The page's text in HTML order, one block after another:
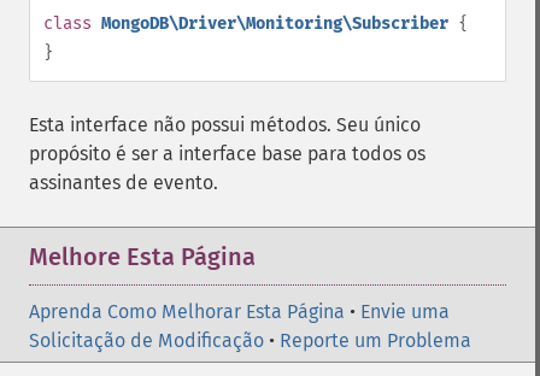
class MongoDB\Driver\Monitoring\Subscriber {
}
Esta interface não possui métodos. Seu único
propósito é ser a interface base para todos os
assinantes de evento.
Melhore Esta Página
Aprenda Como Melhorar Esta Página • Envie uma
Solicitação de Modificação • Reporte um Problema